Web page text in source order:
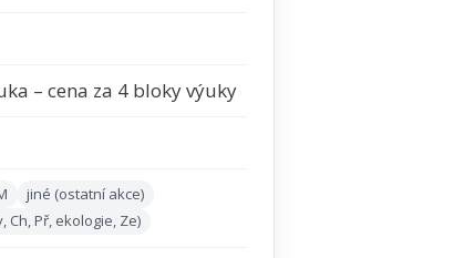
– cena za 4 bloky výuky
jiné (ostatní akce)
Př, ekologie, Ze)